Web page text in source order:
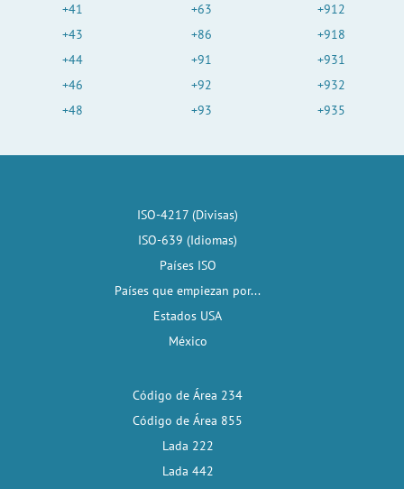
+41
+43
+44
+46
+48
+63
+86
+91
+92
+93
+912
+918
+931
+932
+935
ISO-4217 (Divisas)
ISO-639 (Idiomas)
Países ISO
Países que empiezan por...
Estados USA
México
Código de Área 234
Código de Área 855
Lada 222
Lada 442